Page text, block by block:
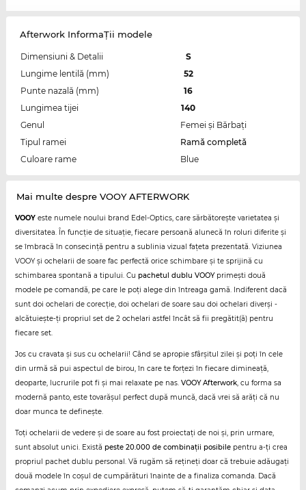
Afterwork InformaŢii modele
Dimensiuni & Detalii
S
Lungime lentilă (mm)
52
Punte nazală (mm)
16
Lungimea tijei
140
Genul
Femei şi Bărbaţi
Tipul ramei
Ramă completă
Culoare rame
Blue
Mai multe despre VOOY AFTERWORK
VOOYeste numele noului brand Edel-Optics, care sărbătorește varietatea și
diversitatea. În funcție de situație, fiecare persoană alunecă în roluri diferite și
se îmbracă în consecință pentru a sublinia vizual fațeta prezentată. Viziunea
VOOY și ochelarii de soare fac perfectă orice schimbare și te sprijină cu
schimbarea spontană a tipului. Cu pachetul dublu VOOYprimești două
modele pe comandă, pe care le poți alege din întreaga gamă. Indiferent dacă
sunt doi ochelari de corecție, doi ochelari de soare sau doi ochelari diverși -
alcătuiește-ți propriul set de 2 ochelari astfel încât să fii pregătit(ă) pentru
fiecare set.
Jos cu cravata și sus cu ochelarii! Când se apropie sfârșitul zilei și poți în cele
din urmă să pui aspectul de birou, în care te forțezi în fiecare dimineață,
deoparte, lucrurile pot fi și mai relaxate pe nas. VOOY Afterwork, cu forma sa
modernă panto, este tovarășul perfect după muncă, dacă vrei să arăți că nu
doar munca te definește.
Toți ochelarii de vedere și de soare au fost proiectați de noi și, prin urmare,
sunt absolut unici. Există peste 20.000 de combinații posibilepentru a-ți crea
propriul pachet dublu personal. Vă rugăm să rețineți doar că trebuie adăugați
două modele în coșul de cumpărături înainte de a finaliza comanda. Dacă